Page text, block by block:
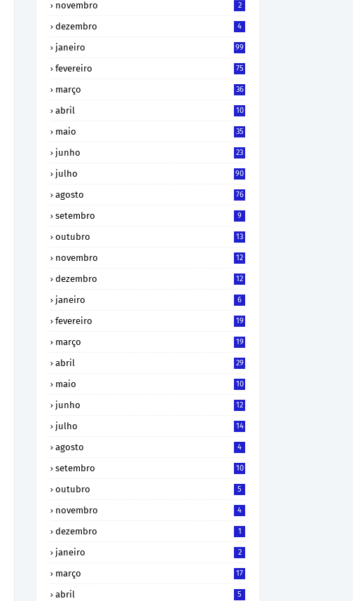
novembro 2
dezembro 4
janeiro 99
fevereiro 75
março 36
abril 10
maio 35
junho 23
julho 90
agosto 76
setembro 9
outubro 13
novembro 12
dezembro 12
janeiro 6
fevereiro 19
março 19
abril 29
maio 10
junho 12
julho 14
agosto 4
setembro 10
outubro 5
novembro 4
dezembro 1
janeiro 2
março 17
abril 5